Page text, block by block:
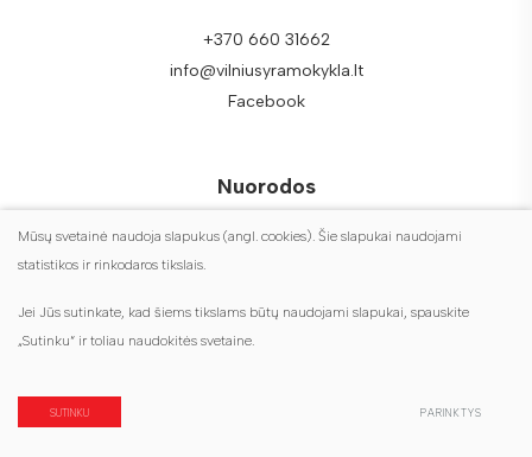
+370 660 31662
info@vilniusyramokykla.lt
Facebook
Nuorodos
DUK
Duomenų apsauga
Turite klausimų?
Mūsų svetainė naudoja slapukus (angl. cookies). Šie slapukai naudojami
statistikos ir rinkodaros tikslais.
Jei Jūs sutinkate, kad šiems tikslams būtų naudojami slapukai, spauskite
„Sutinku“ ir toliau naudokitės svetaine.
SUTINKU PARINKTYS